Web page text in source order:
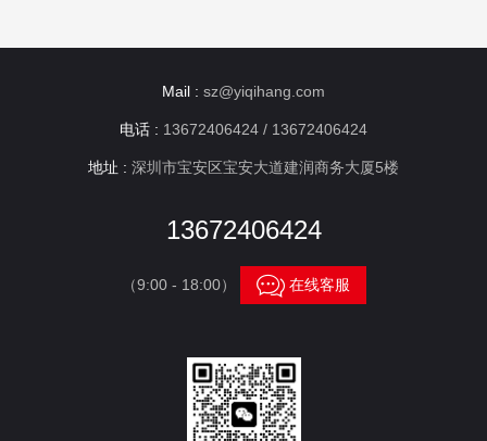
Mail : sz@yiqihang.com
电话 : 13672406424 / 13672406424
地址 : 深圳市宝安区宝安大道建润商务大厦5楼
13672406424
（9:00 - 18:00） 在线客服